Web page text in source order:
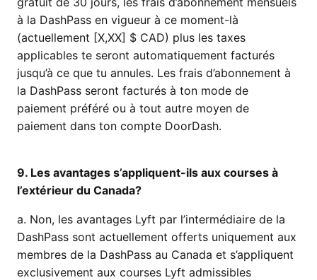
à la DashPass en vigueur à ce moment-là
(actuellement [X,XX] $ CAD) plus les taxes
applicables te seront automatiquement facturés
jusqu’à ce que tu annules. Les frais d’abonnement à
la DashPass seront facturés à ton mode de
paiement préféré ou à tout autre moyen de
paiement dans ton compte DoorDash.
9. Les avantages s’appliquent-ils aux courses à
l’extérieur du Canada?
a. Non, les avantages Lyft par l’intermédiaire de la
DashPass sont actuellement offerts uniquement aux
membres de la DashPass au Canada et s’appliquent
exclusivement aux courses Lyft admissibles